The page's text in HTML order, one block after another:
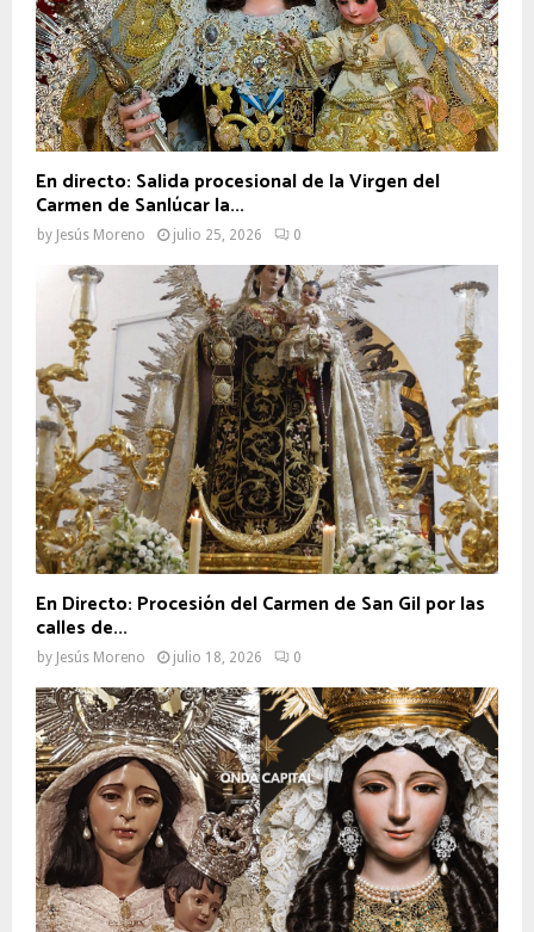
En directo: Salida procesional de la Virgen del
Carmen de Sanlúcar la...
by Jesús Moreno julio 25, 2026 0
En Directo: Procesión del Carmen de San Gil por las
calles de...
by Jesús Moreno julio 18, 2026 0